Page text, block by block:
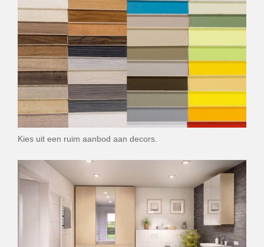
Kies uit een ruim aanbod aan decors.